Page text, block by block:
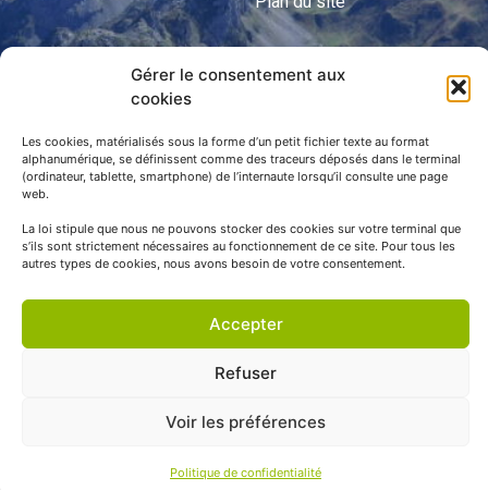
Gérer le consentement aux
cookies
Les cookies, matérialisés sous la forme d’un petit fichier texte au format
alphanumérique, se définissent comme des traceurs déposés dans le terminal
(ordinateur, tablette, smartphone) de l’internaute lorsqu’il consulte une page
web.
La loi stipule que nous ne pouvons stocker des cookies sur votre terminal que
s’ils sont strictement nécessaires au fonctionnement de ce site. Pour tous les
autres types de cookies, nous avons besoin de votre consentement.
Accepter
Refuser
Voir les préférences
Politique de confidentialité
Parc national des Pyrénées
© APNP Copyright Tous droits réservés © 1970 - 2023 | Une
réalisation Happiness -Agence de communication